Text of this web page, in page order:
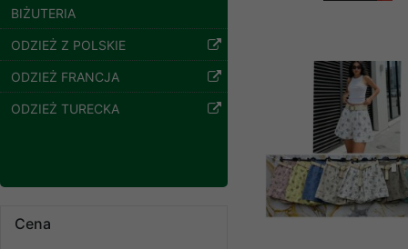
BIŻUTERIA
ODZIEŻ Z POLSKIE
ODZIEŻ FRANCJA
ODZIEŻ TURECKA
Cena
Polityka prywatności
Zapewniamy naszym
Dane osobowe
Klientów
ochronie danych
serwerach